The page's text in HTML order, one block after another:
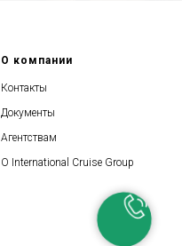
О компании
Контакты
Документы
Агентствам
О International Cruise Group